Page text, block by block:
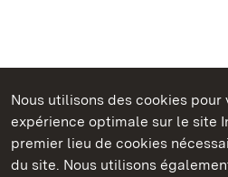
Nous utilisons des cookies pour
expérience optimale sur le site
premier lieu de cookies
du site. Nous utilisons
Châteaux et jardins publics